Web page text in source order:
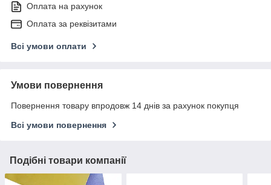
Оплата на рахунок
Оплата за реквізитами
Всі умови оплати
Умови повернення
Повернення товару впродовж 14 днів за рахунок покупця
Всі умови повернення
Подібні товари компанії